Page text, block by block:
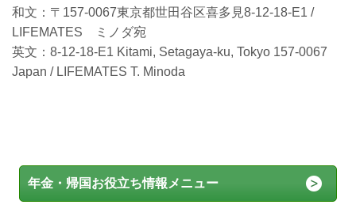
和文：〒157-0067東京都世田谷区喜多見8-12-18-E1 /
LIFEMATES ミノダ宛
英文：8-12-18-E1 Kitami, Setagaya-ku, Tokyo 157-0067
Japan / LIFEMATES T. Minoda
年金・帰国お役立ち情報メニュー